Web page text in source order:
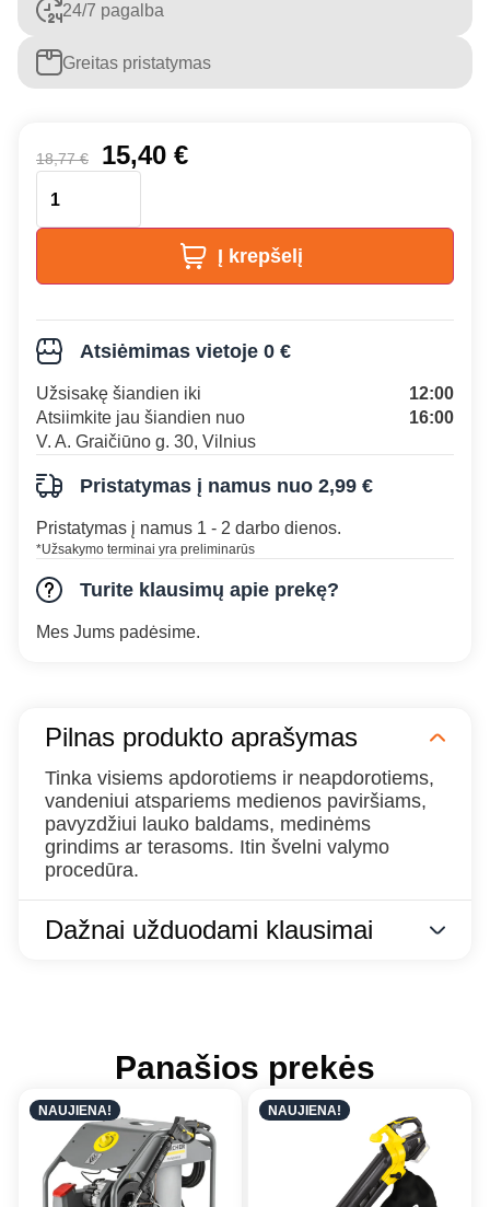
24/7 pagalba
Greitas pristatymas
18,77€ 15,40 €
Į krepšelį
Atsiėmimas vietoje 0 €
Užsisakę šiandien iki
12:00
Atsiimkite jau šiandien nuo
16:00
V. A. Graičiūno g. 30, Vilnius
Pristatymas į namus nuo 2,99 €
Pristatymas į namus 1 - 2 darbo dienos.
*Užsakymo terminai yra preliminarūs
Turite klausimų apie prekę?
Mes Jums padėsime.
Pilnas produkto aprašymas
Tinka visiems apdorotiems ir neapdorotiems,
vandeniui atspariems medienos paviršiams,
pavyzdžiui lauko baldams, medinėms
grindims ar terasoms. Itin švelni valymo
procedūra.
Dažnai užduodami klausimai
Panašios prekės
NAUJIENA! NAUJIENA!